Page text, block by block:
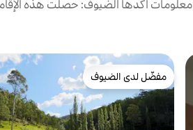
معلومات أكدها الضيوف: حصلت هذه
مفضّل لدى الضيوف
مفضّل لدى الضيوف